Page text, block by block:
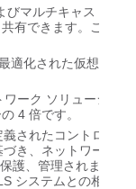
マルチキャストの
有できます。これ
適化された仮想ネッ
ーク ソリューショ
4 倍です。
されたコントロー
き、ネットワーク
護、管理されます
システムとの相互運